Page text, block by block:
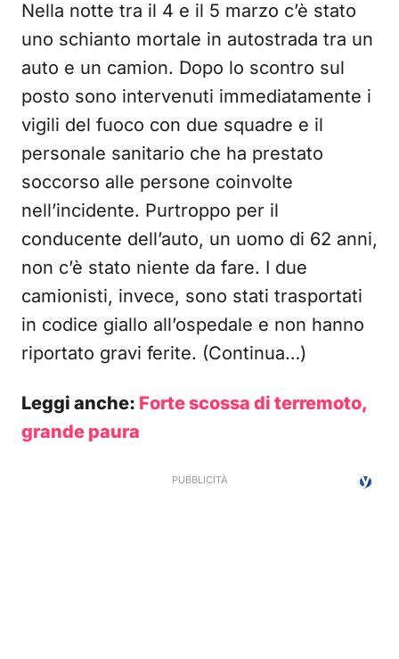
Nella notte tra il 4 e il 5 marzo c’è stato
uno schianto mortale in autostrada tra un
auto e un camion. Dopo lo scontro sul
posto sono intervenuti immediatamente i
vigili del fuoco con due squadre e il
personale sanitario che ha prestato
soccorso alle persone coinvolte
nell’incidente. Purtroppo per il
conducente dell’auto, un uomo di 62 anni,
non c’è stato niente da fare. I due
camionisti, invece, sono stati trasportati
in codice giallo all’ospedale e non hanno
riportato gravi ferite. (Continua…)
Leggi anche: Forte scossa di terremoto,
grande paura